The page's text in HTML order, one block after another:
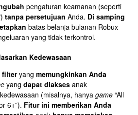
pengaturan keamanan (seperti
) tanpa persetujuan Anda. Di samping
batas belanja bulanan Robux
yang tidak terkontrol.
Kedewasaan
filteryang memungkinkan Anda
yang dapat diakses anak
(misalnya, hanya game “All
6+”). Fitur ini memberikan Anda